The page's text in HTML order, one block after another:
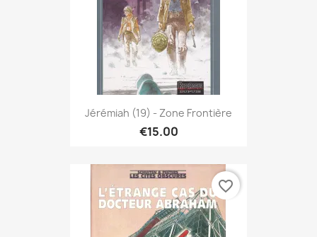
Jérémiah (19) - Zone Frontière
€15.00
favorite_border